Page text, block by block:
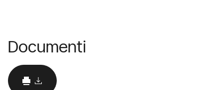
Documenti